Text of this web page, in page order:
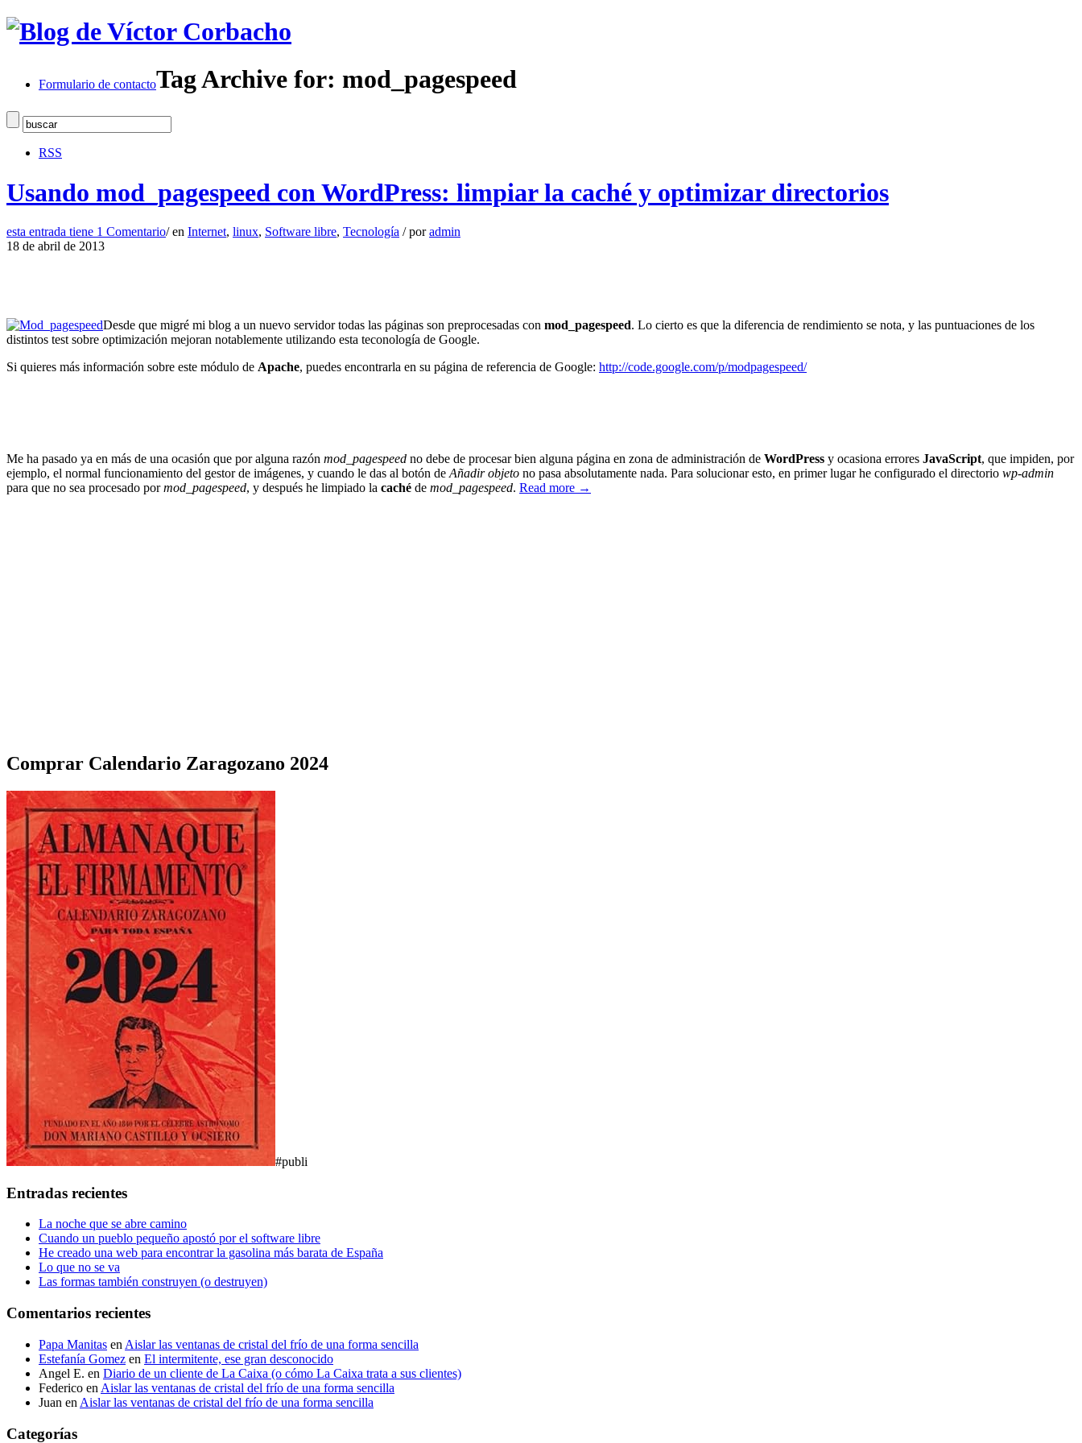
Formulario de contactoTag Archive for: mod_pagespeed
RSS
Usando mod_pagespeed con WordPress: limpiar la caché y optimizar directorios
esta entrada tiene 1 Comentario/ en Internet, linux, Software libre, Tecnología / poradmin
18 de abril de 2013
Desde que migré mi blog a un nuevo servidor todas las páginas son preprocesadas con mod_pagespeed. Lo cierto es que la diferencia de rendimiento se nota, y las puntuaciones de los
distintos test sobre optimización mejoran notablemente utilizando esta teconología de Google.
Si quieres más información sobre este módulo de Apache, puedes encontrarla en su página de referencia de Google: http://code.google.com/p/modpagespeed/
Me ha pasado ya en más de una ocasión que por alguna razón mod_pagespeed no debe de procesar bien alguna página en zona de administración de WordPress y ocasiona errores JavaScript, que impiden, por
ejemplo, el normal funcionamiento del gestor de imágenes, y cuando le das al botón de Añadir objeto no pasa absolutamente nada. Para solucionar esto, en primer lugar he configurado el directorio wp-admin
para que no sea procesado pormod_pagespeed, y después he limpiado la caché de mod_pagespeed. Read more →
Comprar Calendario Zaragozano 2024
#publi
Entradas recientes
La noche que se abre camino
Cuando un pueblo pequeño apostó por el software libre
He creado una web para encontrar la gasolina más barata de España
Lo que no se va
Las formas también construyen (o destruyen)
Comentarios recientes
Papa Manitas en Aislar las ventanas de cristal del frío de una forma sencilla
Estefanía Gomez en El intermitente, ese gran desconocido
Angel E. en Diario de un cliente de La Caixa (o cómo La Caixa trata a sus clientes)
Federico en Aislar las ventanas de cristal del frío de una forma sencilla
Juan en Aislar las ventanas de cristal del frío de una forma sencilla
Categorías